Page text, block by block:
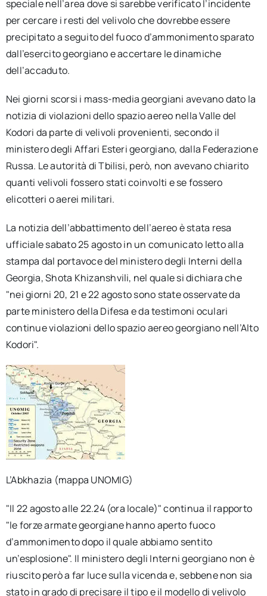
speciale nell’area dove si sarebbe verificato l’incidente
per cercare i resti del velivolo che dovrebbe essere
precipitato a seguito del fuoco d’ammonimento sparato
dall’esercito georgiano e accertare le dinamiche
dell’accaduto.
Nei giorni scorsi i mass-media georgiani avevano dato la
notizia di violazioni dello spazio aereo nella Valle del
Kodori da parte di velivoli provenienti, secondo il
ministero degli Affari Esteri georgiano, dalla Federazione
Russa. Le autorità di Tbilisi, però, non avevano chiarito
quanti velivoli fossero stati coinvolti e se fossero
elicotteri o aerei militari.
La notizia dell’abbattimento dell’aereo è stata resa
ufficiale sabato 25 agosto in un comunicato letto alla
stampa dal portavoce del ministero degli Interni della
Georgia, Shota Khizanshvili, nel quale si dichiara che
"nei giorni 20, 21 e 22 agosto sono state osservate da
parte ministero della Difesa e da testimoni oculari
continue violazioni dello spazio aereo georgiano nell’Alto
Kodori".
L’Abkhazia (mappa UNOMIG)
"Il 22 agosto alle 22.24 (ora locale)" continua il rapporto
"le forze armate georgiane hanno aperto fuoco
d’ammonimento dopo il quale abbiamo sentito
un’esplosione". Il ministero degli Interni georgiano non è
riuscito però a far luce sulla vicenda e, sebbene non sia
stato in grado di precisare il tipo e il modello di velivolo